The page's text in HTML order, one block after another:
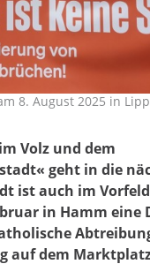
8. August 2025 in
Volz und dem
geht in die
ist auch im
in Hamm eine
auf dem